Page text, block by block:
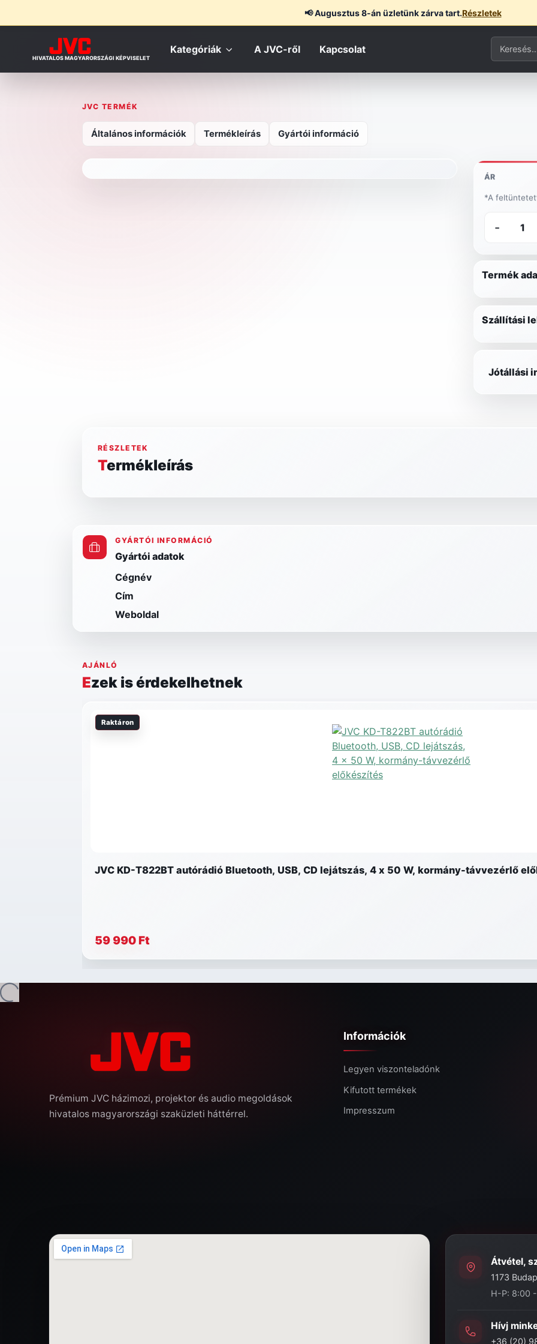
📢Augusztus 8-án üzletünk zárva tart.Részletek
HIVATALOS MAGYARORSZÁGI KÉPVISELET
Termék
Kategóriák A JVC-ről Kapcsolat
JVC TERMÉK
Általános információk Termékleírás Gyártói információ
ÁR
*A
-
Termék
Szállítási
Jótállási
RÉSZLETEK
Termékleírás
GYÁRTÓI INFORMÁCIÓ
Gyártói adatok
Cégnév
Cím
Weboldal
AJÁNLÓ
Ezek is érdekelhetnek
Raktáron
JVC KD-T822BT autórádió Bluetooth, USB, CD lejátszás, 4 x 50 W, kormány-távvezérlő
59 990 Ft
Betöltés...
Prémium JVC házimozi, projektor és audio megoldások
hivatalos magyarországi szaküzleti háttérrel.
Információk
Legyen viszonteladónk
Kifutott termékek
Impresszum
Átvétel,
1173
H-P: 8:00
Hívj
+36 (20)